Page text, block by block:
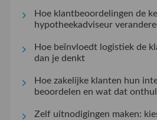
Hoe klantbeoordelingen de
hypotheekadviseur
Hoe beïnvloedt logistiek de
dan je denkt
Hoe zakelijke klanten hun
beoordelen en wat dat
Zelf uitnodigingen maken: